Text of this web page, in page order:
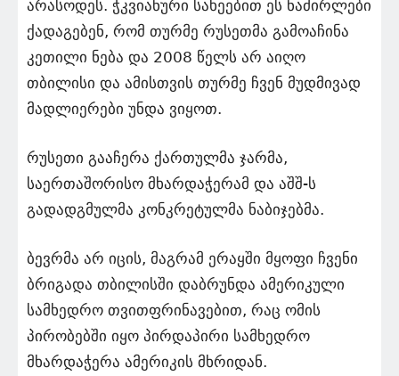
არასოდეს. ჭკვიანური სახეებით ეს ნაძირლები
ქადაგებენ, რომ თურმე რუსეთმა გამოაჩინა
კეთილი ნება და 2008 წელს არ აიღო
თბილისი და ამისთვის თურმე ჩვენ მუდმივად
მადლიერები უნდა ვიყოთ.
რუსეთი გააჩერა ქართულმა ჯარმა,
საერთაშორისო მხარდაჭერამ და აშშ-ს
გადადგმულმა კონკრეტულმა ნაბიჯებმა.
ბევრმა არ იცის, მაგრამ ერაყში მყოფი ჩვენი
ბრიგადა თბილისში დაბრუნდა ამერიკული
სამხედრო თვითფრინავებით, რაც ომის
პირობებში იყო პირდაპირი სამხედრო
მხარდაჭერა ამერიკის მხრიდან.